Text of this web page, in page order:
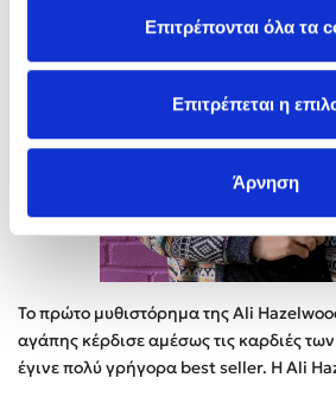
Επιτρέπονται όλα τα
Επιτρέπεται η
Άρνηση
Το πρώτο μυθιστόρημα της Ali
αγάπης κέρδισε αμέσως τις καρδιές
έγινε πολύ γρήγορα best seller. Η Ali